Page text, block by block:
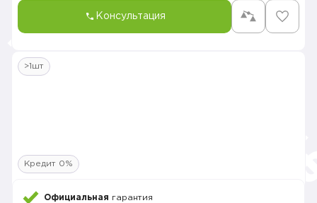
Консультация
>1шт
Кредит 0%
Официальная гарантия